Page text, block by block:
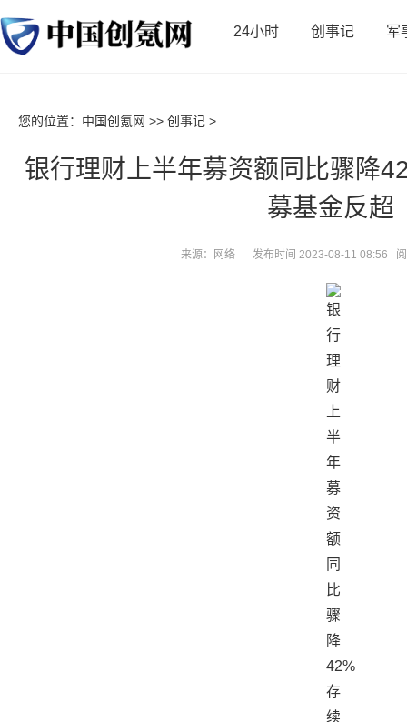
24小时 创事记 军
您的位置： 中国创氪网 >> 创事记 >
银行理财上半年募资额同比骤降
募基金反超
来源：网络 发布时间 2023-08-11 08:56